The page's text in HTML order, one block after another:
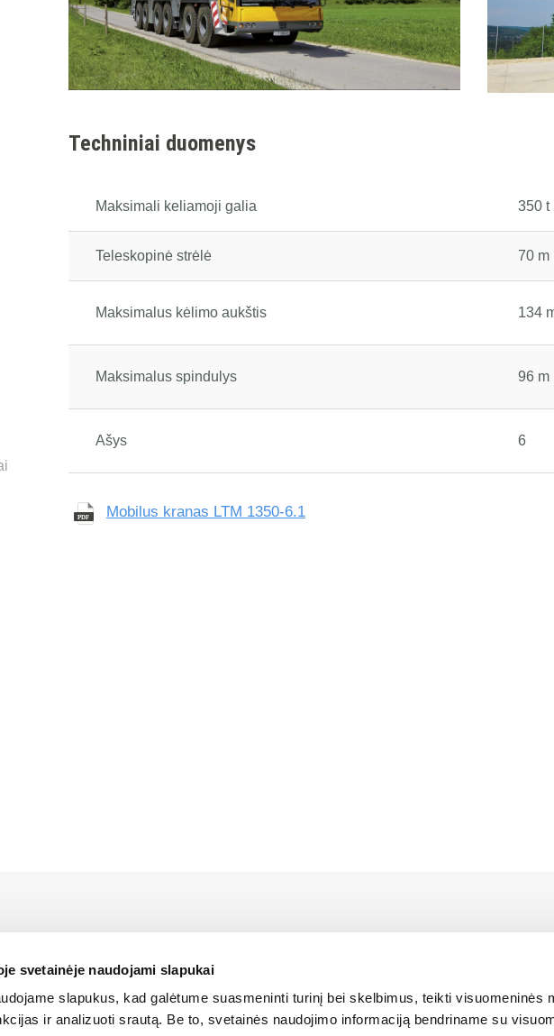
svetainėje naudojami slapukai
slapukus, kad galėtume suasmeninti turinį bei skelbimus, teikti visuomeninės
ir analizuoti srautą. Be to, svetainės naudojimo informaciją bendriname su
Techniniai duomenys
Maksimali keliamoji galia 350 t
Teleskopinė strėlė 70 m
Maksimalus kėlimo aukštis 134
Maksimalus spindulys 96 m
Ašys 6
Mobilus kranas LTM 1350-6.1
paslaugas ir sprendimus Lietuvos teritorijoje.
SLAPUKŲ POLITIKA